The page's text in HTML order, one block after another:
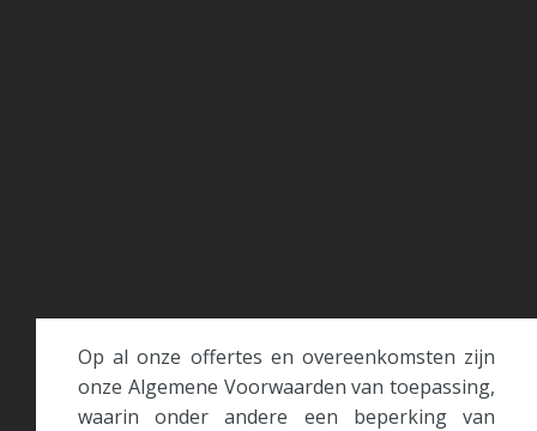
Op al onze offertes en overeenkomsten zijn
onze Algemene Voorwaarden van toepassing,
waarin onder andere een beperking van